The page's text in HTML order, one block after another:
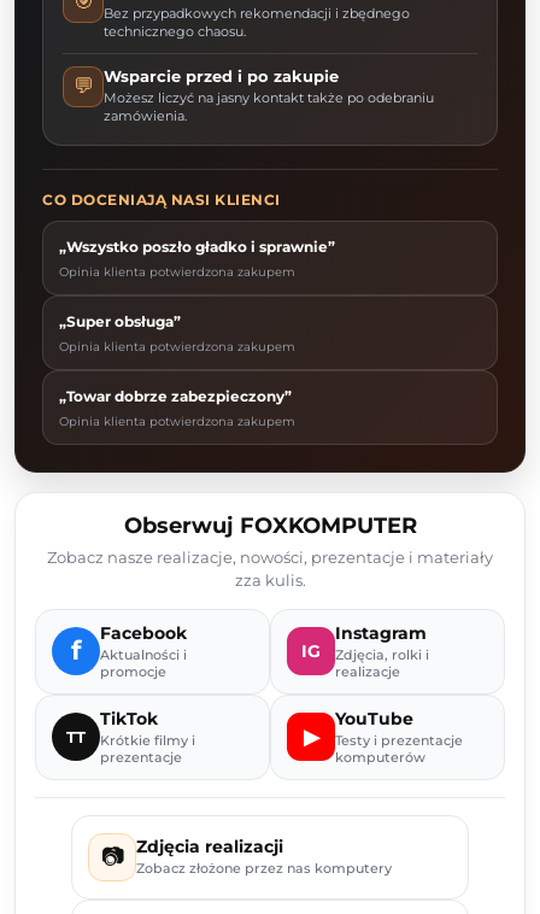
Bez przypadkowych rekomendacji i zbędnego
technicznego chaosu.
💬 Wsparcie przed i po zakupie
Możesz liczyć na jasny kontakt także po odebraniu
zamówienia.
CO DOCENIAJĄ NASI KLIENCI
„Wszystko poszło gładko i sprawnie”
Opinia klienta potwierdzona zakupem
„Super obsługa”
Opinia klienta potwierdzona zakupem
„Towar dobrze zabezpieczony”
Opinia klienta potwierdzona zakupem
Obserwuj FOXKOMPUTER
Zobacz nasze realizacje, nowości, prezentacje i materiały
zza kulis.
f
Facebook
Aktualności i
promocje
IG
Instagram
Zdjęcia, rolki i
realizacje
TT
TikTok
Krótkie filmy i
prezentacje
▶
YouTube
Testy i prezentacje
komputerów
📷 Zdjęcia realizacji
Zobacz złożone przez nas komputery